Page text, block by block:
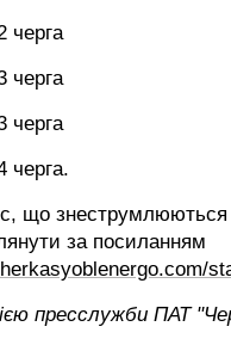
черга
черга
черга
черга.
що
за посиланням
пресслужби ПАТ